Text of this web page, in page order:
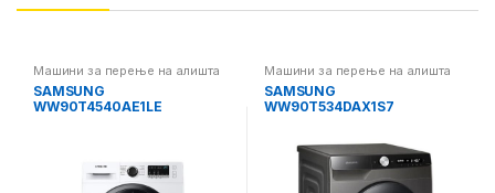
Машини за перење на алишта
SAMSUNG
WW90T4540AE1LE
Машини за перење на алишта
SAMSUNG
WW90T534DAX1S7